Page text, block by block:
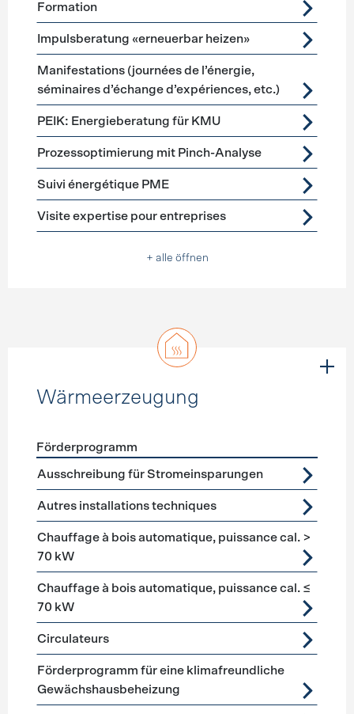
Formation
Impulsberatung «erneuerbar heizen»
Manifestations (journées de l’énergie,
séminaires d’échange d’expériences, etc.)
PEIK: Energieberatung für KMU
Prozessoptimierung mit Pinch-Analyse
Suivi énergétique PME
Visite expertise pour entreprises
+ alle öffnen
Wärmeerzeugung
Förderprogramme Wärmeerzeugung
Förderprogramm
Ausschreibung für Stromeinsparungen
Autres installations techniques
Chauffage à bois automatique, puissance cal. >
70 kW
Chauffage à bois automatique, puissance cal. ≤
70 kW
Circulateurs
Förderprogramm für eine klimafreundliche
Gewächshausbeheizung